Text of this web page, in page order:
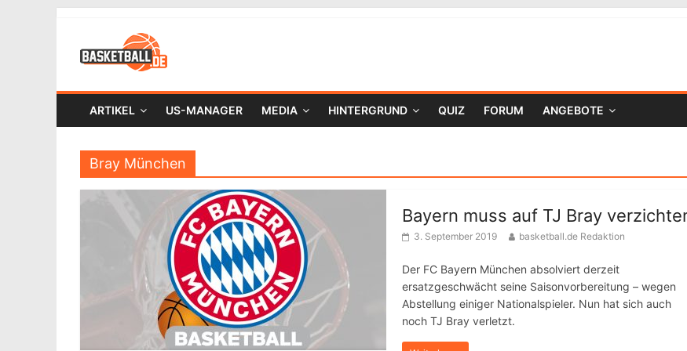
ARTIKEL US-MANAGER MEDIA HINTERGRUND QUIZ FORUM ANGEBOTE
Bray München
Bayern muss auf TJ Bray
3. September 2019 basketball.de Redaktion
Der FC Bayern München absolviert derzeit
ersatzgeschwächt seine Saisonvorbereitung – wegen
Abstellung einiger Nationalspieler. Nun hat sich auch
noch TJ Bray verletzt.